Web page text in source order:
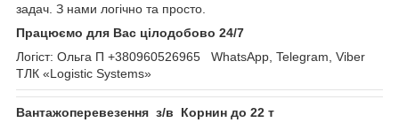
задач. З нами логічно та просто.
Працюємо для Вас цілодобово 24/7
Логіст: Ольга П +380960526965 WhatsApp, Telegram, Viber
ТЛК «Logistic Systems»
Вантажоперевезення з/в Корнин до 22 т